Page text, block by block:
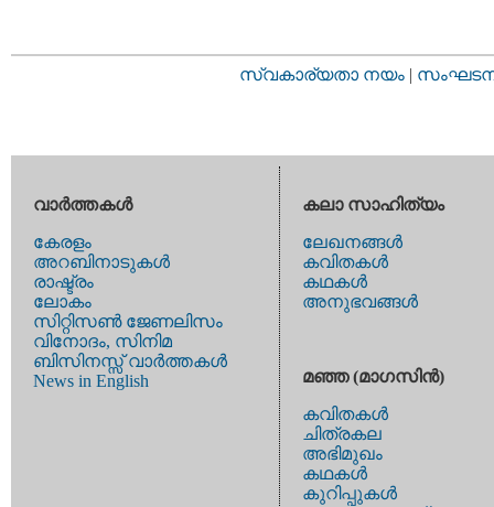
സ്വകാര്യതാ നയം |
വാര്‍ത്തകള്‍
കേരളം
അറബിനാടുകള്‍
രാഷ്ട്രം
ലോകം
സിറ്റിസണ്‍ ജേണലിസം
വിനോദം, സിനിമ
ബിസിനസ്സ് വാര്‍ത്തകള്‍
News in English
കലാ സാഹിത്യം
ലേഖനങ്ങള്‍
കവിതകള്‍
കഥകള്‍
അനുഭവങ്ങള്‍
മഞ്ഞ (മാഗസിന്‍)
കവിതകള്‍
ചിത്രകല
അഭിമുഖം
കഥകള്‍
കുറിപ്പുകള്‍